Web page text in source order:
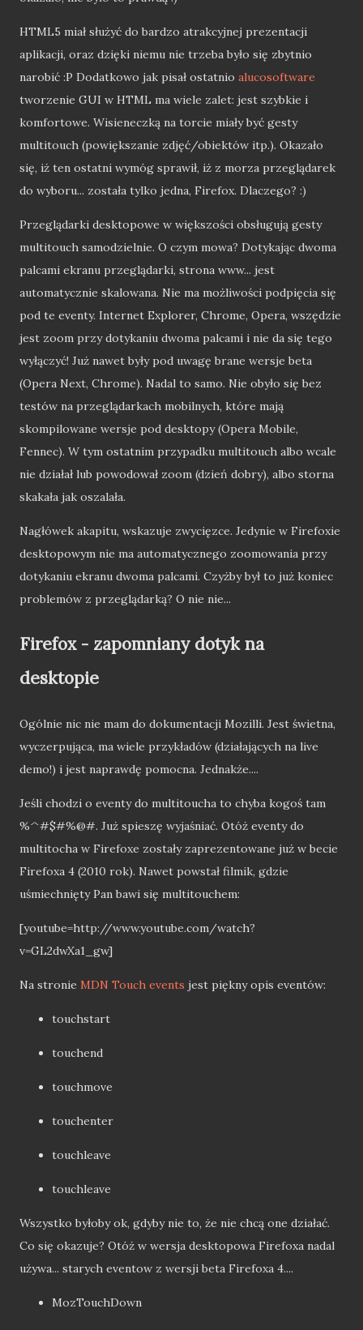
HTML5 miał służyć do bardzo atrakcyjnej prezentacji
aplikacji, oraz dzięki niemu nie trzeba było się zbytnio
narobić :P Dodatkowo jak pisał ostatnio alucosoftware
tworzenie GUI w HTML ma wiele zalet: jest szybkie i
komfortowe. Wisieneczką na torcie miały być gesty
multitouch (powiększanie zdjęć/obiektów itp.). Okazało
się, iż ten ostatni wymóg sprawił, iż z morza przeglądarek
do wyboru... została tylko jedna, Firefox. Dlaczego? :)
Przeglądarki desktopowe w większości obsługują gesty
multitouch samodzielnie. O czym mowa? Dotykając dwoma
palcami ekranu przeglądarki, strona www... jest
automatycznie skalowana. Nie ma możliwości podpięcia się
pod te eventy. Internet Explorer, Chrome, Opera, wszędzie
jest zoom przy dotykaniu dwoma palcami i nie da się tego
wyłączyć! Już nawet były pod uwagę brane wersje beta
(Opera Next, Chrome). Nadal to samo. Nie obyło się bez
testów na przeglądarkach mobilnych, które mają
skompilowane wersje pod desktopy (Opera Mobile,
Fennec). W tym ostatnim przypadku multitouch albo wcale
nie działał lub powodował zoom (dzień dobry), albo storna
skakała jak oszalała.
Nagłówek akapitu, wskazuje zwycięzce. Jedynie w Firefoxie
desktopowym nie ma automatycznego zoomowania przy
dotykaniu ekranu dwoma palcami. Czyżby był to już koniec
problemów z przeglądarką? O nie nie...
Firefox - zapomniany dotyk na
desktopie
Ogólnie nic nie mam do dokumentacji Mozilli. Jest świetna,
wyczerpująca, ma wiele przykładów (działających na live
demo!) i jest naprawdę pomocna. Jednakże....
Jeśli chodzi o eventy do multitoucha to chyba kogoś tam
%^#$#%@#. Już spieszę wyjaśniać. Otóż eventy do
multitocha w Firefoxe zostały zaprezentowane już w becie
Firefoxa 4 (2010 rok). Nawet powstał filmik, gdzie
uśmiechnięty Pan bawi się multitouchem:
[youtube=http://www.youtube.com/watch?
v=GL2dwXa1_gw]
Na stronie MDN Touch events jest piękny opis eventów:
touchstart
touchend
touchmove
touchenter
touchleave
touchleave
Wszystko byłoby ok, gdyby nie to, że nie chcą one działać.
Co się okazuje? Otóż w wersja desktopowa Firefoxa nadal
używa... starych eventow z wersji beta Firefoxa 4....
MozTouchDown